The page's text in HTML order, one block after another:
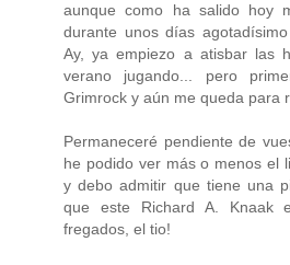
aunque como ha salido hoy
durante unos días
Ay, ya empiezo a atisbar las
verano jugando... pero
Grimrock y aún me queda para
Permaneceré pendiente de
he podido ver más o menos el
y debo admitir que tiene una
que este Richard A. Knaak
fregados, el tio!